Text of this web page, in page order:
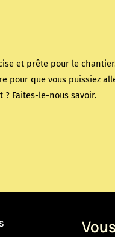
et prête pour le
pour que vous puissiez
? Faites-le-nous savoir.